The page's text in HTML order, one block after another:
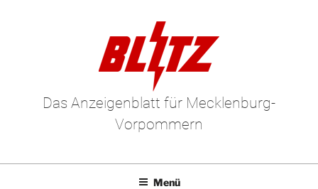
Das Anzeigenblatt für Mecklenburg-
Vorpommern
Menü